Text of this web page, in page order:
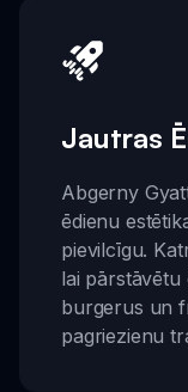
Jautras
Abgerny
ēdienu
pievilcīgu.
lai pārstāvētu
burgerus un
pagriezienu